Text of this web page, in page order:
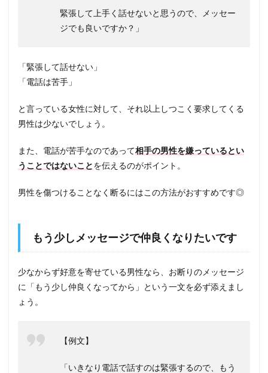
緊張して上手く話せないと思うので、メッセー
ジでも良いですか？」
「緊張して話せない」
「電話は苦手」
と言っている女性に対して、それ以上しつこく要求してくる
男性は少ないでしょう。
また、電話が苦手なのであって相手の男性を嫌っているとい
うことではないことを伝えるのがポイント。
男性を傷つけることなく断るにはこの方法がおすすめです◎
もう少しメッセージで仲良くなりたいです
少なからず好意を寄せている男性なら、お断りのメッセージ
に「もう少し仲良くなってから」という一文を必ず添えまし
ょう。
【例文】
「いきなり電話で話すのは緊張するので、もう